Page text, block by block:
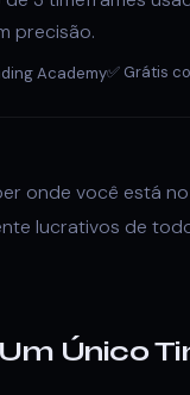
precisão.
Academy✅ Grátis
onde você está
lucrativos de
Único